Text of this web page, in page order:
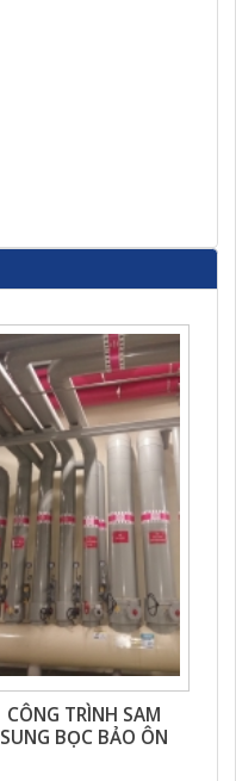
CÔNG TRÌNH SAM
SUNG BỌC BẢO ÔN